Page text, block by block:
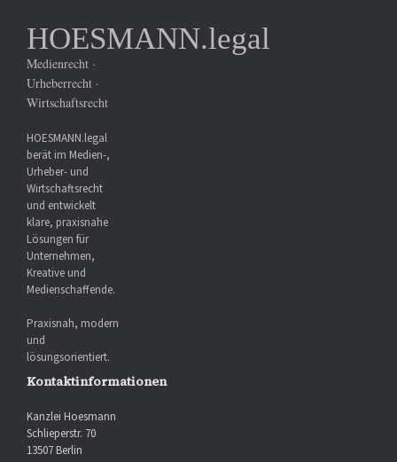
HOESMANN.legal
Medienrecht ·
Urheberrecht ·
Wirtschaftsrecht
HOESMANN.legal
berät im Medien-,
Urheber- und
Wirtschaftsrecht
und entwickelt
klare, praxisnahe
Lösungen für
Unternehmen,
Kreative und
Medienschaffende.
Praxisnah, modern
und
lösungsorientiert.
Kontaktinformationen
Kanzlei Hoesmann
Schlieperstr. 70
13507 Berlin